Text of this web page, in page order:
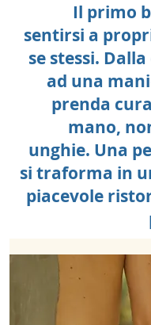
Il primo
sentirsi a
se stessi.
ad una
prenda
mano,
unghie. Una
si traforma in
piacevole